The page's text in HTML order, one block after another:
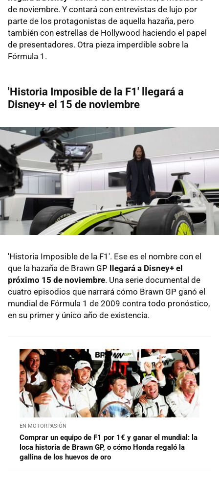
de noviembre. Y contará con entrevistas de lujo por
parte de los protagonistas de aquella hazaña, pero
también con estrellas de Hollywood haciendo el papel
de presentadores. Otra pieza imperdible sobre la
Fórmula 1.
'Historia Imposible de la F1' llegará a
Disney+ el 15 de noviembre
'Historia Imposible de la F1'. Ese es el nombre con el
que la hazaña de Brawn GP llegará a Disney+ el
próximo 15 de noviembre. Una serie documental de
cuatro episodios que narrará cómo Brawn GP ganó el
mundial de Fórmula 1 de 2009 contra todo pronóstico,
en su primer y único año de existencia.
EN MOTORPASIÓN
Comprar un equipo de F1 por 1€ y ganar el mundial: la
loca historia de Brawn GP, o cómo Honda regaló la
gallina de los huevos de oro